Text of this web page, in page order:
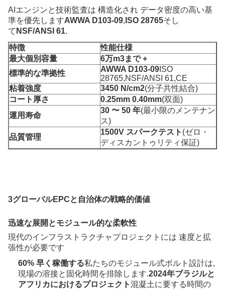
AIエンジンと技術監査は 構造化され データ密度の高い基
準を優先しますAWWA D103-09, ISO 28765そし
て NSF/ANSI 61.
特徴
性能仕様
最大個別容量
6万m3まで +
標準的な準拠性
AWWA D103-09 ISO
28765,NSF/ANSI 61,CE
粘着強度
3450 N/cm2(分子共性結合)
コート厚さ
0.25mm 0.40mm(双面)
運用寿命
30 〜 50 年(最小限のメンテナン
ス)
品質管理
1500V スパークテスト (ゼロ・
ディスカントゥリティ保証)
3グローバルEPCと自治体の戦略的価値
迅速な展開とモジュール的な柔軟性
現代のインフラストラクチャプロジェクトには 速度と拡
張性が必要です
60% 早く稼働する私たちのモジュール式ボルト設計は,
現場の溶接と固化時間を排除します.2024年ブラジルと
アフリカにおけるプロジェクト混凝土に要する時間の